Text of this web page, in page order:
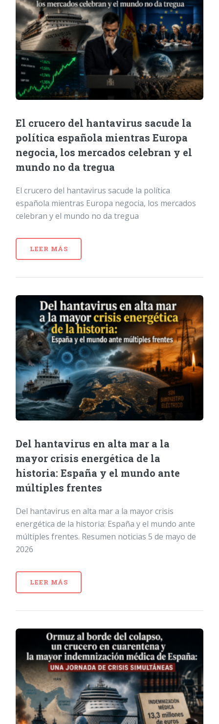
El crucero del hantavirus sacude la
política española mientras Europa
negocia, los mercados celebran y el
mundo no da tregua
El crucero del hantavirus sacude la política
española mientras Europa negocia, los mercados
celebran y el mundo no da tregua
LEER MÁS
Del hantavirus en alta mar a la
mayor crisis energética de la
historia: España y el mundo ante
múltiples frentes
Del hantavirus en alta mar a la mayor crisis
energética de la historia: España y el mundo ante
múltiples frentes. Resumen noticias 5 de mayo de
2026
LEER MÁS